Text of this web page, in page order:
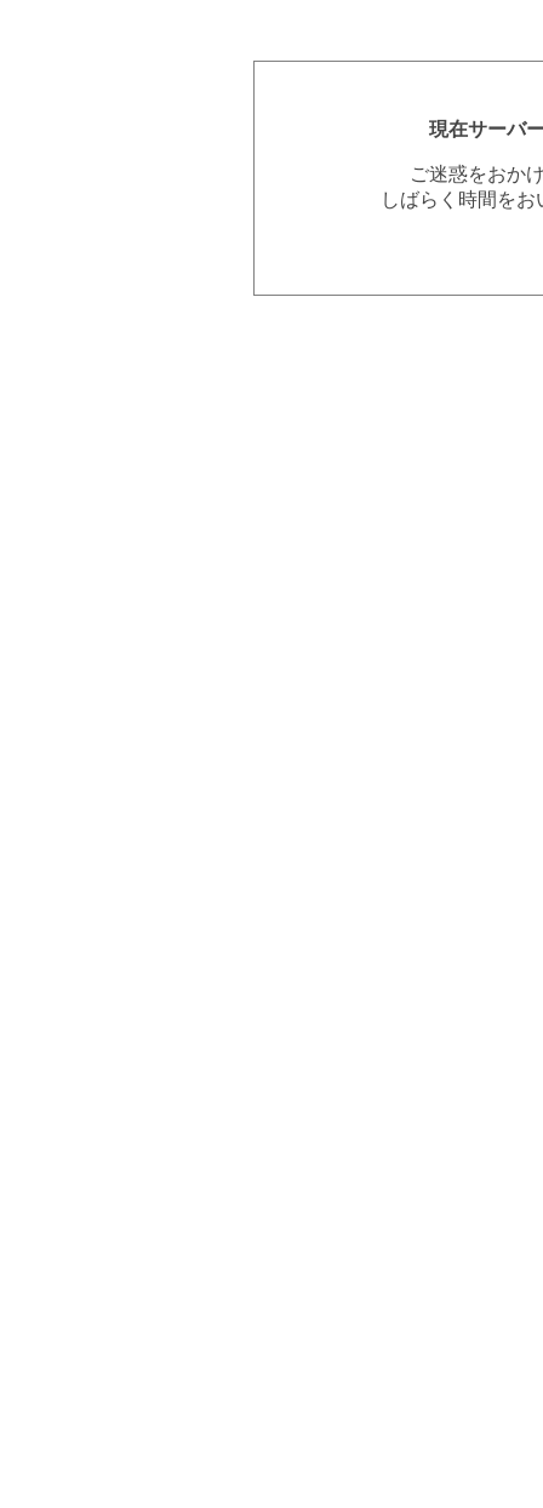
現在サーバ
ご迷惑をおか
しばらく時間を